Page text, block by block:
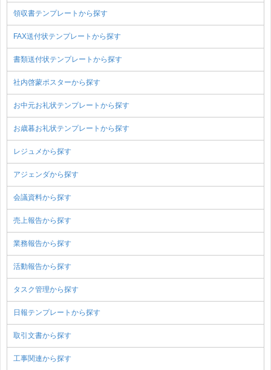
領収書テンプレートから探す
FAX送付状テンプレートから探す
書類送付状テンプレートから探す
社内啓蒙ポスターから探す
お中元お礼状テンプレートから探す
お歳暮お礼状テンプレートから探す
レジュメから探す
アジェンダから探す
会議資料から探す
売上報告から探す
業務報告から探す
活動報告から探す
タスク管理から探す
日報テンプレートから探す
取引文書から探す
工事関連から探す